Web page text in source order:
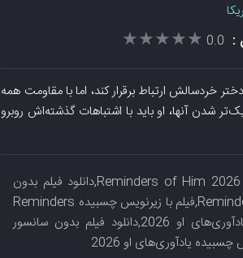
:
0.0
★★★★★
★★★★★
تا دوباره با دختر خردسالش ارتباط برقرار کند، اما با مقاومت همه
شدن آنها، او باید با اشتباهات گذشته‌اش روبرو
دانلود فیلم Reminders of Him 2026,دانلود فیلم سینمایی Reminders of Him 2026,دانلود فیلم بدون
سانسور Reminders of Him 2026,دانلود رایگان فیلم Reminders of Him 2026,فیلم با زیرنویس چسبیده Reminders
of Him 2026,دانلود فیلم یادآوری‌های او 2026,دانلود فیلم سینمایی یادآوری‌های او 2026,دانلود فیلم بدون سانسور